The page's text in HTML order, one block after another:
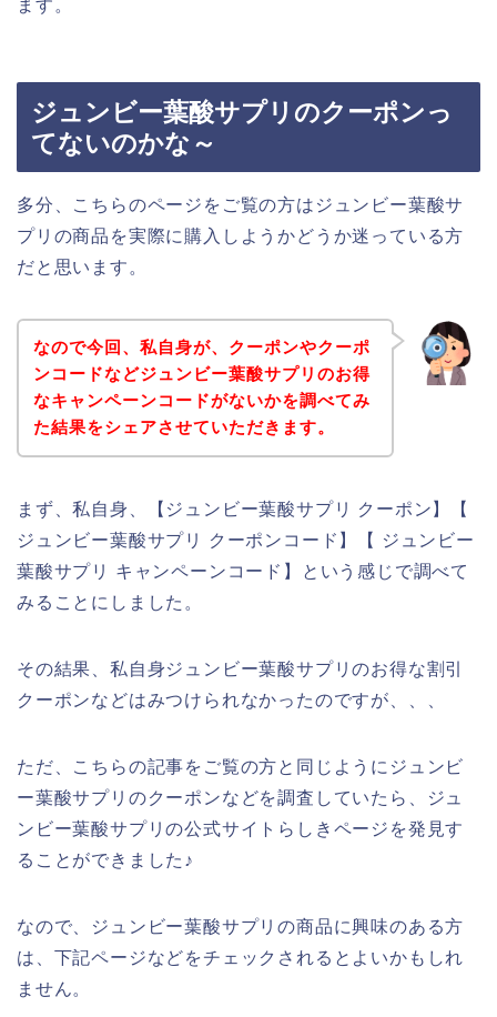
ます。
ジュンビー葉酸サプリのクーポンっ
てないのかな～
多分、こちらのページをご覧の方はジュンビー葉酸サ
プリの商品を実際に購入しようかどうか迷っている方
だと思います。
なので今回、私自身が、クーポンやクーポ
ンコードなどジュンビー葉酸サプリのお得
なキャンペーンコードがないかを調べてみ
た結果をシェアさせていただきます。
まず、私自身、【ジュンビー葉酸サプリ クーポン】【
ジュンビー葉酸サプリ クーポンコード】【 ジュンビー
葉酸サプリ キャンペーンコード】という感じで調べて
みることにしました。
その結果、私自身ジュンビー葉酸サプリのお得な割引
クーポンなどはみつけられなかったのですが、、、
ただ、こちらの記事をご覧の方と同じようにジュンビ
ー葉酸サプリのクーポンなどを調査していたら、ジュ
ンビー葉酸サプリの公式サイトらしきページを発見す
ることができました♪
なので、ジュンビー葉酸サプリの商品に興味のある方
は、下記ページなどをチェックされるとよいかもしれ
ません。